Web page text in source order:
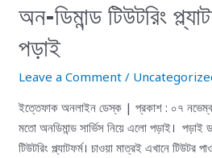
অন-ডিমান্ড টিউটরিং
পড়াই
Leave a Comment /
ইত্তেফাক অনলাইন ডেস্ক | প্রকাশ : ০৭
মতো অনডিমান্ড সার্ভিস নিয়ে এলো পড়াই। পড়াই
টিউটরিং প্ল্যাটফর্ম। চাওয়া মাত্রই এখানে টিউটর